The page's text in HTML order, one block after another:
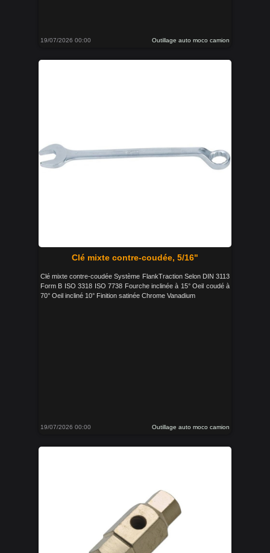
19/07/2026 00:00 Outillage auto moco camion
Clé mixte contre-coudée, 5/16"
Clé mixte contre-coudée Système FlankTraction Selon DIN 3113
Form B ISO 3318 ISO 7738 Fourche inclinée à 15° Oeil coudé à
70° Oeil incliné 10° Finition satinée Chrome Vanadium
19/07/2026 00:00 Outillage auto moco camion